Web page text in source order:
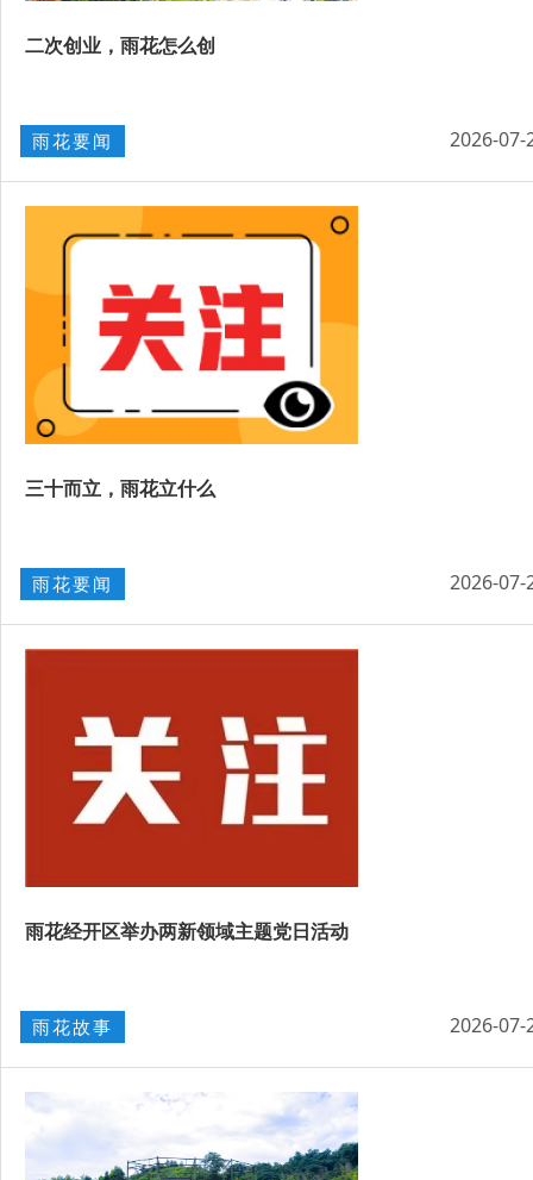
二次创业，雨花怎么创
雨花要闻 2026-07-
三十而立，雨花立什么
雨花要闻 2026-07-
雨花经开区举办两新领域主题党日活动
雨花故事 2026-07-